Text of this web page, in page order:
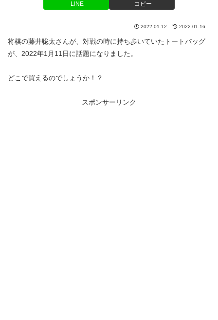
LINE コピー
2022.01.12 2022.01.16
将棋の藤井聡太さんが、対戦の時に持ち歩いていたトートバッグ
が、2022年1月11日に話題になりました。
どこで買えるのでしょうか！？
スポンサーリンク